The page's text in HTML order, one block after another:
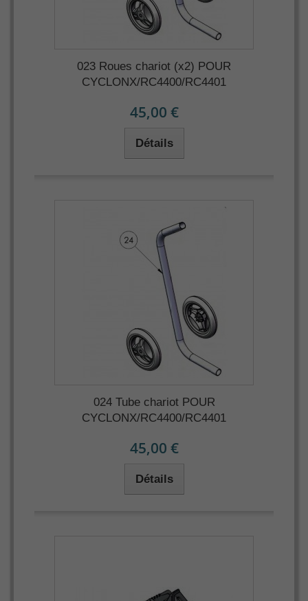
023 Roues chariot (x2) POUR
CYCLONX/RC4400/RC4401
45,00 €
Détails
024 Tube chariot POUR
CYCLONX/RC4400/RC4401
45,00 €
Détails